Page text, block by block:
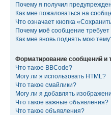
Почему я получил
Как мне пожаловаться на
Что означает кнопка
Почему моё сообщение
Как мне вновь поднять мою
Форматирование сообщений и
Что такое BBCode?
Могу ли я использовать HTML?
Что такое смайлики?
Могу ли я добавлять
Что такое важные объявления?
Что такое объявления?